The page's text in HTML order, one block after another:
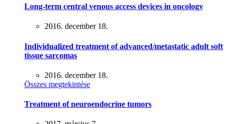
Long-term central venous access devices in oncology
2016. december 18.
Individualized treatment of advanced/metastatic adult soft
tissue sarcomas
2016. december 18.
Összes megtekintése
Treatment of neuroendocrine tumors